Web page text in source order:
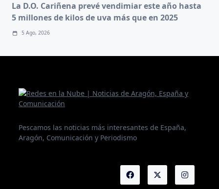
La D.O. Cariñena prevé vendimiar este año hasta
5 millones de kilos de uva más que en 2025
5 Ago, 2026
Pescamos las noticias más interesantes de España,
Aragón, Comunicación y Periodismo